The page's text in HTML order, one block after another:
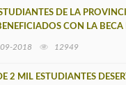
DE LA
CON LA BECA
2018 12949
2 MIL ESTUDIANTES